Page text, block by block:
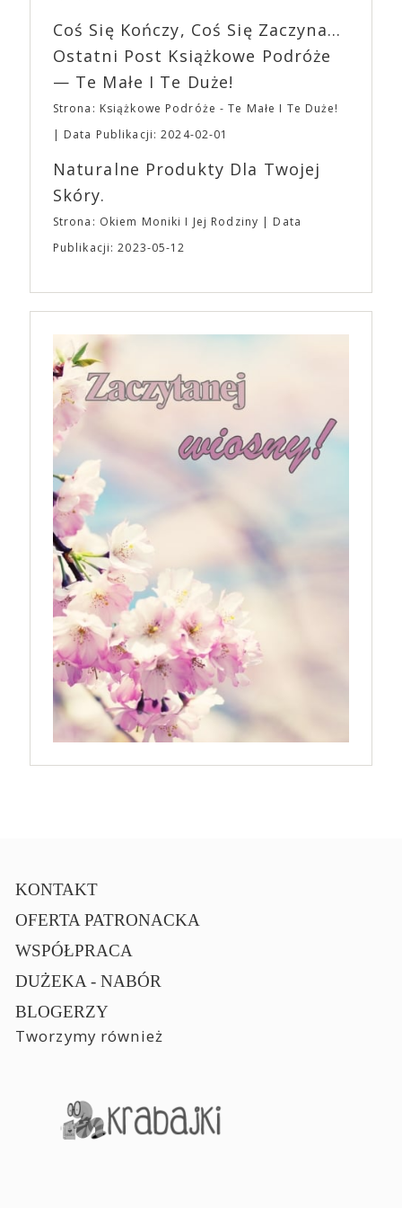
„Bo się boi” w kinach od 21 kwietnia.
EXPO XXI!
Coś Się Kończy, Coś Się Zaczyna...
Ostatni Post Książkowe Podróże
— Te Małe I Te Duże!
Strona: Książkowe Podróże - Te Małe I Te Duże!
Data Publikacji: 2024-02-01
Naturalne Produkty Dla Twojej
Skóry.
Strona: Okiem Moniki I Jej Rodziny
Data
Publikacji: 2023-05-12
KONTAKT
OFERTA PATRONACKA
WSPÓŁPRACA
DUŻEKA - NABÓR
BLOGERZY
Tworzymy również